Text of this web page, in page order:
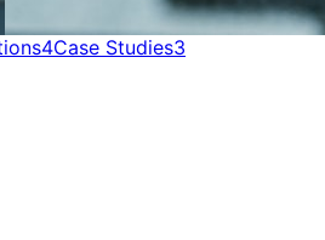
4Case Studies3